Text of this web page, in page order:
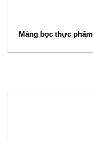
Màng bọc thực phẩm